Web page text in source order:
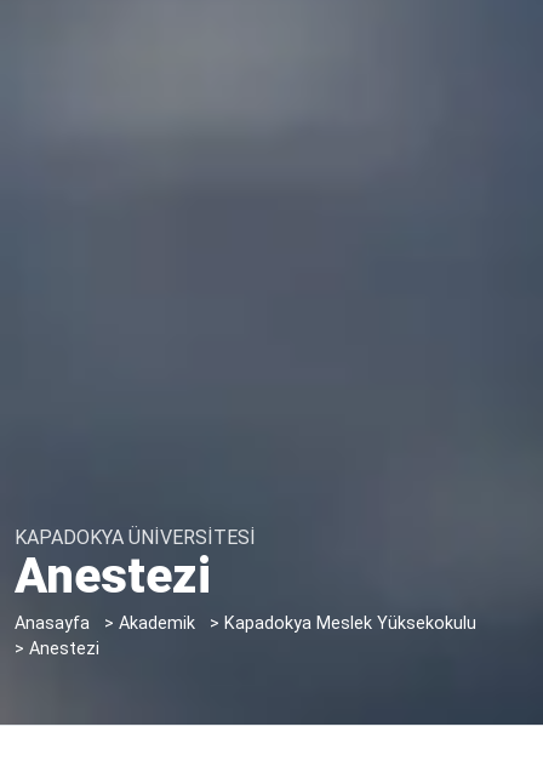
KAPADOKYA ÜNİVERSİTESİ
Anestezi
Anasayfa > Akademik > Kapadokya Meslek Yüksekokulu
> Anestezi